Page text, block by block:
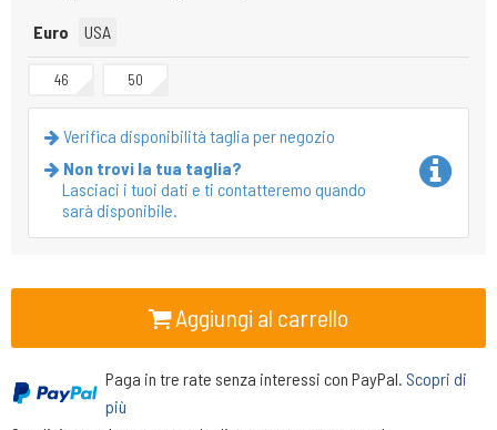
Euro USA
46 50
Verifica disponibilità taglia per negozio
Non trovi la tua taglia?
Lasciaci i tuoi dati e ti contatteremo quando
sarà disponibile.
Aggiungi al carrello
Paga in tre rate senza interessi con PayPal. Scopri di
più